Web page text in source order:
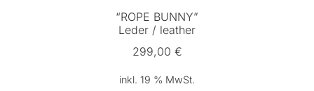
“ROPE BUNNY”
Leder / leather
299,00 €
inkl. 19 % MwSt.